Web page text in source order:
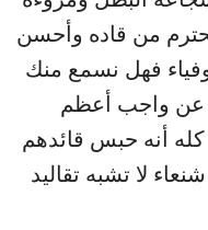
من قاده وأحسن
فهل نسمع منك
عن واجب أعظم
أنه حبس قائدهم
لا تشبه تقاليد